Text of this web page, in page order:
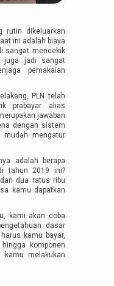
rutin dikeluarkan
ini adalah biaya
sangat mencekik
juga jadi sangat
pemakaian
PLN telah
prabayar alias
jawaban
dengan sistem
mengatur
adalah berapa
tahun 2019 ini?
dua ratus ribu
kamu dapatkan
kami akan coba
dasar
kamu bayar,
komponen
melakukan